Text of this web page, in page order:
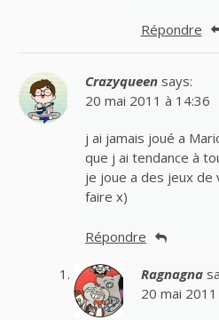
Répondre
Crazyqueen says:
20 mai 2011 à 14:36
j ai jamais joué a
que j ai tendance à
je joue a des jeux de
faire x)
Répondre
Ragnagna
20 mai